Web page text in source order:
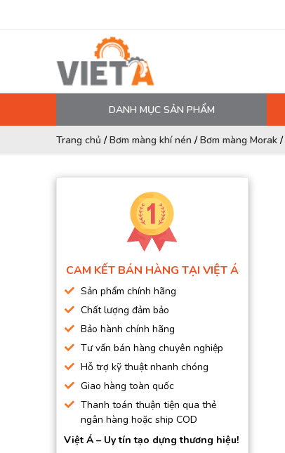
DANH MỤC SẢN PHẨM
MÁY NÉN KHÍ
DẦU MÁY NÉN KHÍ
DÂY HƠI, ỐNG HƠI
BƠM MÀNG KHÍ NÉN
BƠM HÚT CHÂN KHÔNG
BƠM ĐỊNH LƯỢNG
MOTOR, HỘP GIẢM TỐC
MÁY TẠO KHÍ NITO
Trang chủ /Bơm màng khí nén /Bơm màng Morak /
CAM KẾT BÁN HÀNG TẠI VIỆT Á
Sản phẩm chính hãng
Chất lượng đảm bảo
Bảo hành chính hãng
Tư vấn bán hàng chuyên nghiệp
Hỗ trợ kỹ thuật nhanh chóng
Giao hàng toàn quốc
Thanh toán thuận tiện qua thẻ
ngân hàng hoặc ship COD
Việt Á – Uy tín tạo dựng thương hiệu!